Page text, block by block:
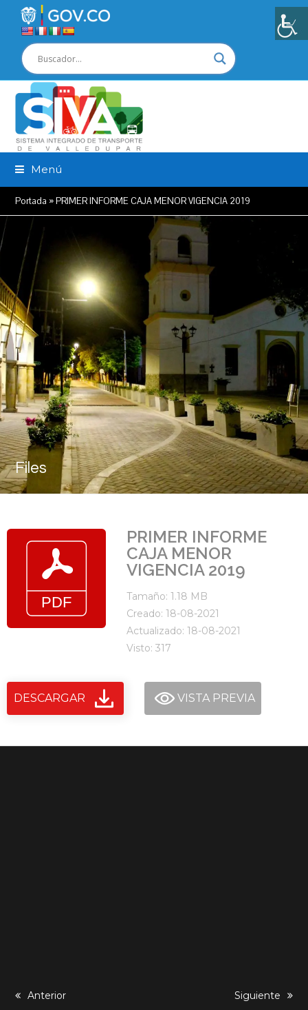
Menú
Portada »PRIMER INFORME CAJA MENOR VIGENCIA 2019
Files
PRIMER INFORME
CAJA MENOR
VIGENCIA 2019
Tamaño: 1.18 MB
Creado: 18-08-2021
Actualizado: 18-08-2021
Visto: 317
DESCARGAR VISTA PREVIA
previous
Anterior
next
Siguiente